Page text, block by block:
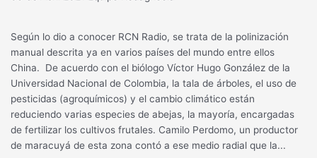
Según lo dio a conocer RCN Radio, se trata de la polinización
manual descrita ya en varios países del mundo entre ellos
China. De acuerdo con el biólogo Víctor Hugo González de la
Universidad Nacional de Colombia, la tala de árboles, el uso de
pesticidas (agroquímicos) y el cambio climático están
reduciendo varias especies de abejas, la mayoría, encargadas
de fertilizar los cultivos frutales. Camilo Perdomo, un productor
de maracuyá de esta zona contó a ese medio radial que la...